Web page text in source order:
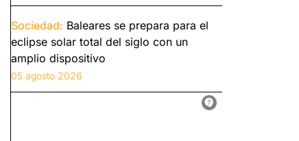
Sociedad: Baleares se prepara para el
eclipse solar total del siglo con un
amplio dispositivo
05 agosto 2026